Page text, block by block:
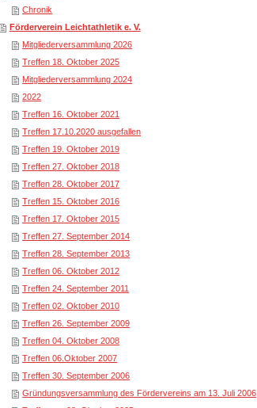
Chronik
Förderverein Leichtathletik e. V.
Mitgliederversammlung 2026
Treffen 18. Oktober 2025
Mitgliederversammlung 2024
2022
Treffen 16. Oktober 2021
Treffen 17.10.2020 ausgefallen
Treffen 19. Oktober 2019
Treffen 27. Oktober 2018
Treffen 28. Oktober 2017
Treffen 15. Oktober 2016
Treffen 17. Oktober 2015
Treffen 27. September 2014
Treffen 28. September 2013
Treffen 06. Oktober 2012
Treffen 24. September 2011
Treffen 02. Oktober 2010
Treffen 26. September 2009
Treffen 04. Oktober 2008
Treffen 06.Oktober 2007
Treffen 30. September 2006
Gründungsversammlung des Fördervereins am 13. Juli 2006